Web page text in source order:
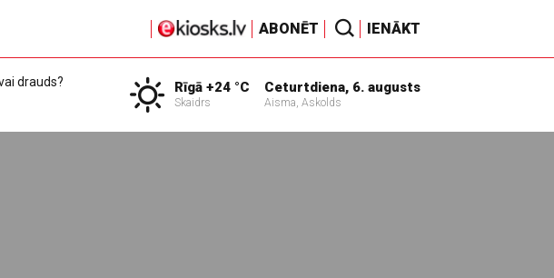
ABONĒT IENĀKT
drauds?
Rīgā +24 °C
Skaidrs
Ceturtdiena, 6. augusts
Aisma, Askolds